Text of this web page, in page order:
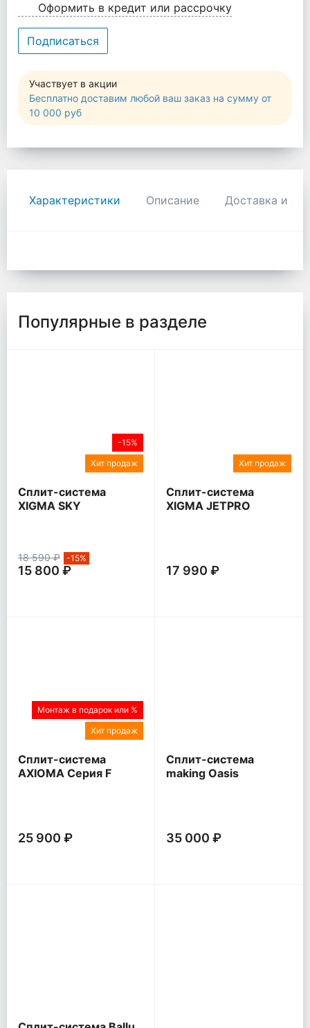
Оформить в кредит или рассрочку
Подписаться
Участвует в акции
Бесплатно доставим любой ваш заказ на сумму от
10 000 руб
Характеристики Описание Доставка и
Популярные в разделе
-15%
Хит продаж
Сплит-система
XIGMA SKY
18 590 ₽ -15%
15 800 ₽
Хит продаж
Сплит-система
XIGMA JETPRO
17 990 ₽
Монтаж в подарок или %
Хит продаж
Сплит-система
AXIOMA Серия F
25 900 ₽
Сплит-система
making Oasis
35 000 ₽